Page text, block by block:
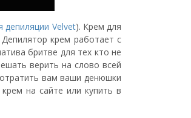
депиляции Velvet). Крем для
крем работает с
бритве для тех кто не
верить на слово всей
вам ваши денюшки
на сайте или купить в